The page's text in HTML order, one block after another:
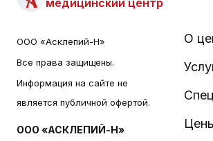
ООО «Асклепий-Н»
Все права защищены.
Информация на сайте не
является публичной офертой.
ООО «АСКЛЕПИЙ-Н»
О